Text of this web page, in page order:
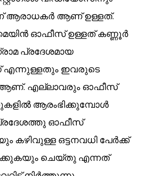
ആരാധകർ ആണ് ഉള്ളത്.
മെയിൻ ഓഫീസ് ഉള്ളത് കണ്ണൂർ
പ്രദേശമായ
എന്നുള്ളതും ഇവരുടെ
എല്ലാവരും ഓഫീസ്
ആരംഭിക്കുമ്പോൾ
ഓഫീസ്
കഴിവുള്ള ഒട്ടനവധി പേർക്ക്
ചെയ്തു എന്നത്